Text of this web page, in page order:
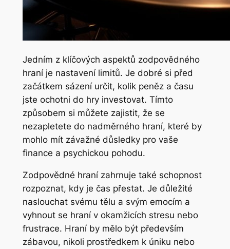
Jedním z klíčových aspektů zodpovědného
hraní je nastavení limitů. Je dobré si před
začátkem sázení určit, kolik peněz a času
jste ochotni do hry investovat. Tímto
způsobem si můžete zajistit, že se
nezapletete do nadměrného hraní, které by
mohlo mít závažné důsledky pro vaše
finance a psychickou pohodu.
Zodpovědné hraní zahrnuje také schopnost
rozpoznat, kdy je čas přestat. Je důležité
naslouchat svému tělu a svým emocím a
vyhnout se hraní v okamžicích stresu nebo
frustrace. Hraní by mělo být především
zábavou, nikoli prostředkem k úniku nebo